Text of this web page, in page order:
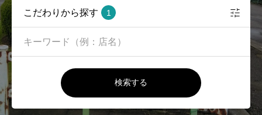
こだわりから探す 1
検索する